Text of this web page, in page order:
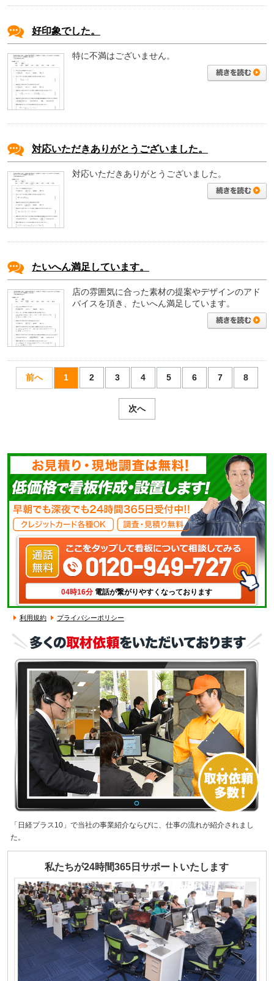
好印象でした。
特に不満はございません。
対応いただきありがとうございました。
対応いただきありがとうございました。
たいへん満足しています。
店の雰囲気に合った素材の提案やデザインのアド
バイスを頂き、たいへん満足しています。
前へ 1 2 3 4 5 6 7 8
次へ
04時16分 電話が繋がりやすくなっております
利用規約 プライバシーポリシー
「日経プラス10」で当社の事業紹介ならびに、仕事の流れが紹介されまし
た。
私たちが24時間365日サポートいたします